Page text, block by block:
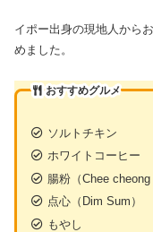
イポー出身の現地人から
めました。
おすすめグルメ
ソルトチキン
ホワイトコーヒー
腸粉（Chee cheong
点心（Dim Sum）
もやし